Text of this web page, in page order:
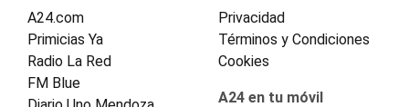
A24.com
Primicias Ya
Radio La Red
FM Blue
Privacidad
Términos y Condiciones
Cookies
A24 en tu móvil